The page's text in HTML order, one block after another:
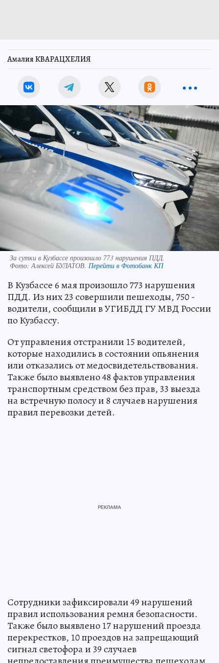
Амалия КВАРАЦХЕЛИЯ
За сутки в Кузбассе произошло 773 нарушения ПДД.
Фото: Алексей БУЛАТОВ. Перейти в Фотобанк КП
В Кузбассе 6 мая произошло 773 нарушения
ПДД. Из них 23 совершили пешеходы, 750 -
водители, сообщили в УГИБДД ГУ МВД России
по Кузбассу.
От управления отстранили 15 водителей,
которые находились в состоянии опьянения
или отказались от медосвидетельствования.
Также было выявлено 48 фактов управления
транспортным средством без прав, 33 выезда
на встречную полосу и 8 случаев нарушения
правил перевозки детей.
Сотрудники зафиксировали 49 нарушений
правил использования ремня безопасности.
Также было выявлено 17 нарушений проезда
перекрестков, 10 проездов на запрещающий
сигнал светофора и 39 случаев